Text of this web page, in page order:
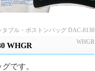
タブル・ボストンバッグ DAC-8130
WHGR
WHGR
です。